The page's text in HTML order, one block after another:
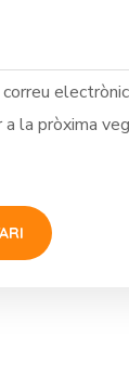
la pròxima